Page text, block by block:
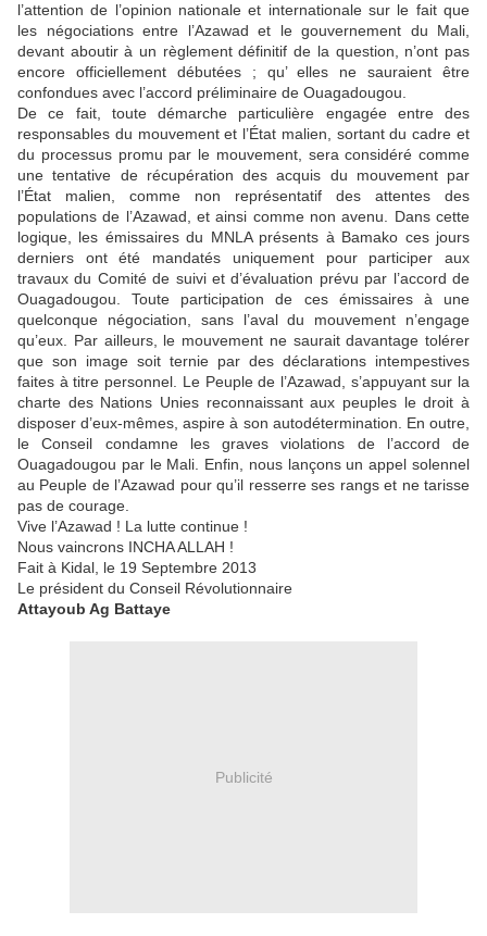
l’attention de l’opinion nationale et internationale sur le fait que
les négociations entre l’Azawad et le gouvernement du Mali,
devant aboutir à un règlement définitif de la question, n’ont pas
encore officiellement débutées ; qu’ elles ne sauraient être
confondues avec l’accord préliminaire de Ouagadougou.
De ce fait, toute démarche particulière engagée entre des
responsables du mouvement et l’État malien, sortant du cadre et
du processus promu par le mouvement, sera considéré comme
une tentative de récupération des acquis du mouvement par
l’État malien, comme non représentatif des attentes des
populations de l’Azawad, et ainsi comme non avenu. Dans cette
logique, les émissaires du MNLA présents à Bamako ces jours
derniers ont été mandatés uniquement pour participer aux
travaux du Comité de suivi et d’évaluation prévu par l’accord de
Ouagadougou. Toute participation de ces émissaires à une
quelconque négociation, sans l’aval du mouvement n’engage
qu’eux. Par ailleurs, le mouvement ne saurait davantage tolérer
que son image soit ternie par des déclarations intempestives
faites à titre personnel. Le Peuple de l’Azawad, s’appuyant sur la
charte des Nations Unies reconnaissant aux peuples le droit à
disposer d’eux-mêmes, aspire à son autodétermination. En outre,
le Conseil condamne les graves violations de l’accord de
Ouagadougou par le Mali. Enfin, nous lançons un appel solennel
au Peuple de l’Azawad pour qu’il resserre ses rangs et ne tarisse
pas de courage.
Vive l’Azawad ! La lutte continue !
Nous vaincrons INCHA ALLAH !
Fait à Kidal, le 19 Septembre 2013
Le président du Conseil Révolutionnaire
Attayoub Ag Battaye
Publicité